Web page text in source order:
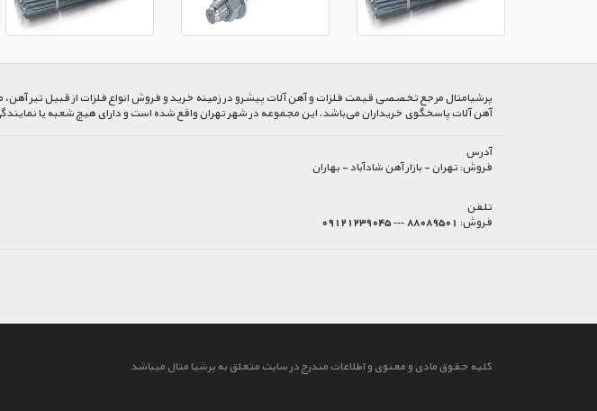
پرشیا‌متال مرجع تخصصی قیمت فلزات و آهن آلات پیشرو در زمینه خرید و فروش انواع فلزات از قبیل تیر
آهن آلات پاسخگوی خریداران می‌باشد. این مجموعه در شهر تهران واقع شده است و دارای هیچ شعبه یا
آدرس
فروش:تهران - بازار آهن شادآباد - بهاران
تلفن
فروش: 88089501 --- 09121239045
کلیه حقوق مادی و معنوی و اطلاعات مندرج در سایت متعلق به پرشیا متال میباشد